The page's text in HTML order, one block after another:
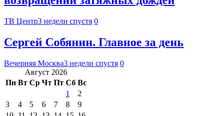
ТВ Центр3 недели спустя 0
Сергей Собянин. Главное за день
Вечерняя Москва3 недели спустя 0
Август 2026
Пн Вт Ср Чт Пт Сб Вс
1
2
3
4 5 6 7 8
9